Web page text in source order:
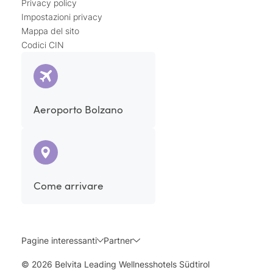
indirettamente a
dell’organismo
effetto calmante
impacco ci si sente profondamente rilassati.
Privacy policy
Impostazioni privacy
Mappa del sito
Codici CIN
Aeroporto Bolzano
Come arrivare
Pagine interessanti Partner
© 2026 Belvita Leading Wellnesshotels Südtirol